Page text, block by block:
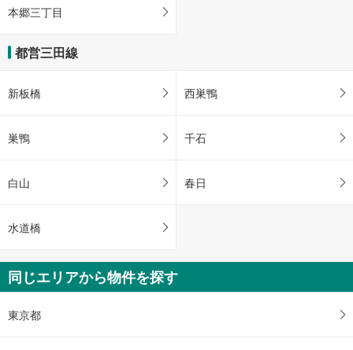
本郷三丁目
都営三田線
新板橋 西巣鴨
巣鴨 千石
白山 春日
水道橋
同じエリアから物件を探す
東京都